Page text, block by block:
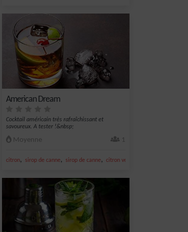
,banane
American Dream
Cocktail américain très rafraîchissant et
savoureux. A tester !&nbsp;
Moyenne 1
citron, sirop de canne, sirop de canne, citron vert frais